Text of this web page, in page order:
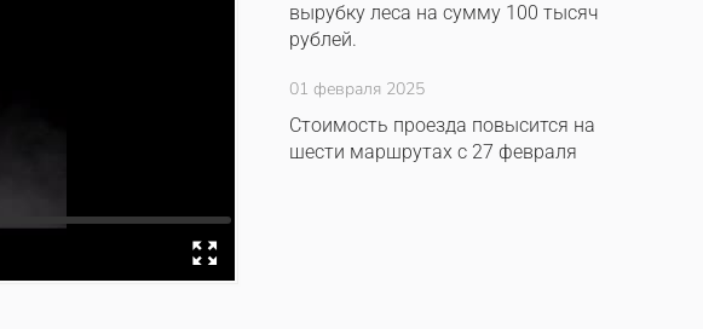
вырубку леса на сумму 100 тысяч
рублей.
01 февраля 2025
Стоимость проезда повысится на
шести маршрутах с 27 февраля